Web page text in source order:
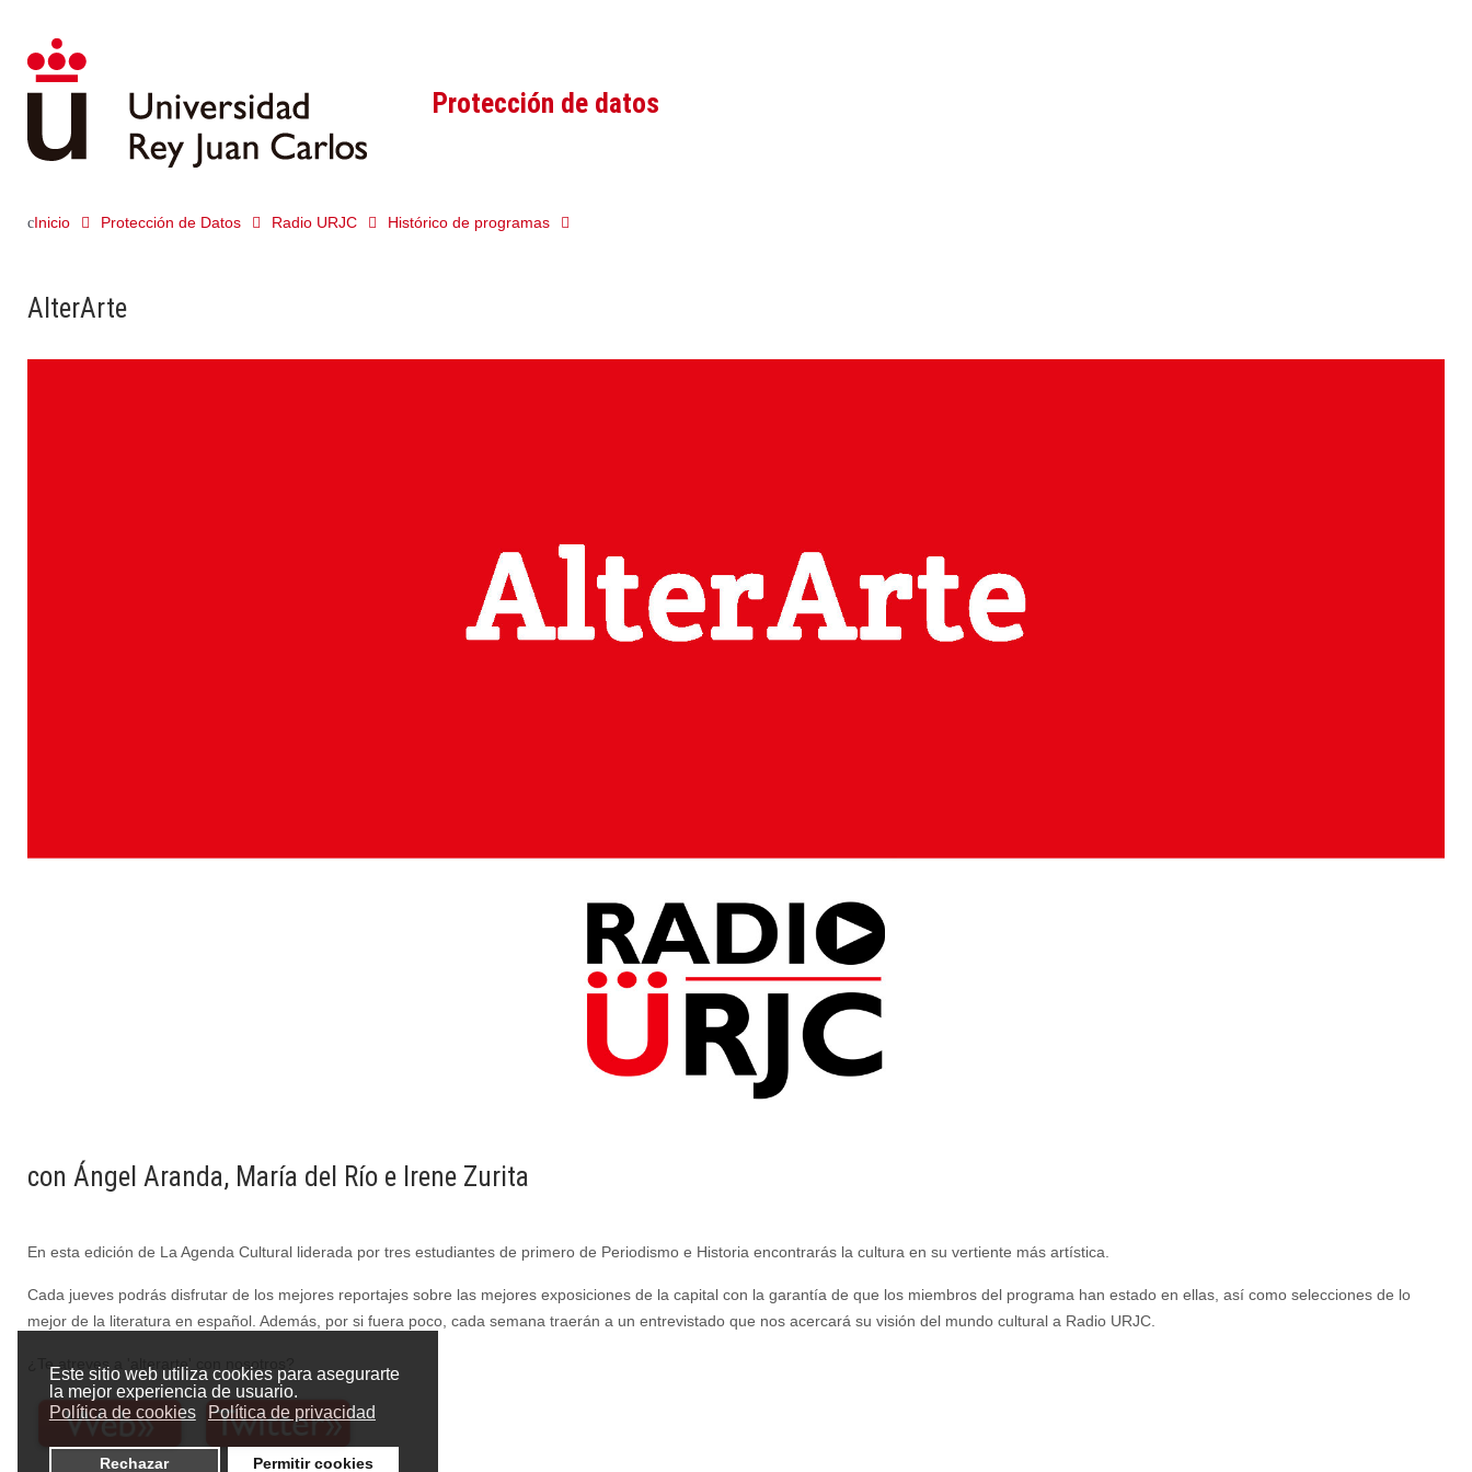
Este sitio web utiliza cookies para asegurarte
la mejor experiencia de usuario.
Política de cookies
Política de privacidad
Rechazar Permitir cookies
Protección de datos
Inicio Protección de Datos Radio URJC Histórico de programas
AlterArte
con Ángel Aranda, María del Río e Irene Zurita
En esta edición de La Agenda Cultural liderada por tres estudiantes de primero de Periodismo e Historia encontrarás la cultura en su vertiente más artística.
Cada jueves podrás disfrutar de los mejores reportajes sobre las mejores exposiciones de la capital con la garantía de que los miembros del programa han estado en ellas, así como selecciones de lo
mejor de la literatura en español. Además, por si fuera poco, cada semana traerán a un entrevistado que nos acercará su visión del mundo cultural a Radio URJC.
¿Te atreves a 'alterarte' con nosotros?